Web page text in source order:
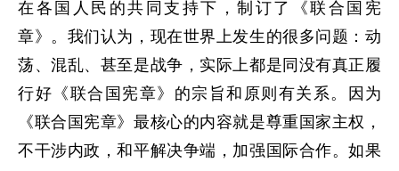
在各国人民的共同支持下，制订了《联合国宪
章》。我们认为，现在世界上发生的很多问题：动
荡、混乱、甚至是战争，实际上都是同没有真正履
行好《联合国宪章》的宗旨和原则有关系。因为
《联合国宪章》最核心的内容就是尊重国家主权，
不干涉内政，和平解决争端，加强国际合作。如果